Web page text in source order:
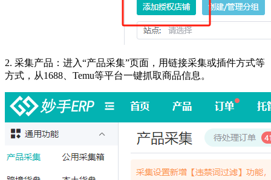
2. 采集产品：进入“产品采集”页面，用链接采集或插件方式等
方式，从1688、Temu等平台一键抓取商品信息。